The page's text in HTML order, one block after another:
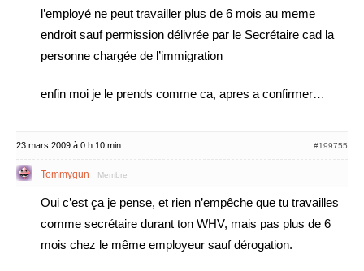
l’employé ne peut travailler plus de 6 mois au meme
endroit sauf permission délivrée par le Secrétaire cad la
personne chargée de l’immigration
enfin moi je le prends comme ca, apres a confirmer…
23 mars 2009 à 0 h 10 min #199755
Tommygun Membre
Oui c’est ça je pense, et rien n’empêche que tu travailles
comme secrétaire durant ton WHV, mais pas plus de 6
mois chez le même employeur sauf dérogation.